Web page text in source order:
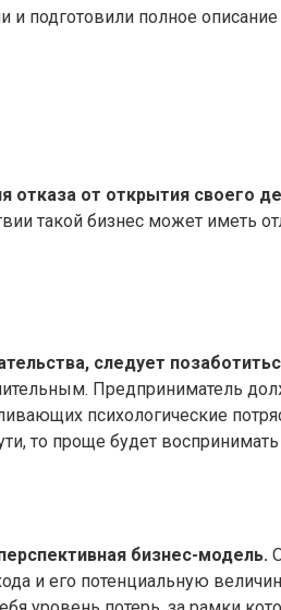
и подготовили полное
отказа от открытия своего
такой бизнес может иметь
следует
Предприниматель
психологические
то проще будет
бизнес-модель.
и его потенциальную